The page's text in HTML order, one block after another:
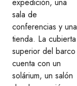
expedición, una
sala de
conferencias y una
tienda. La cubierta
superior del barco
cuenta con un
solárium, un salón